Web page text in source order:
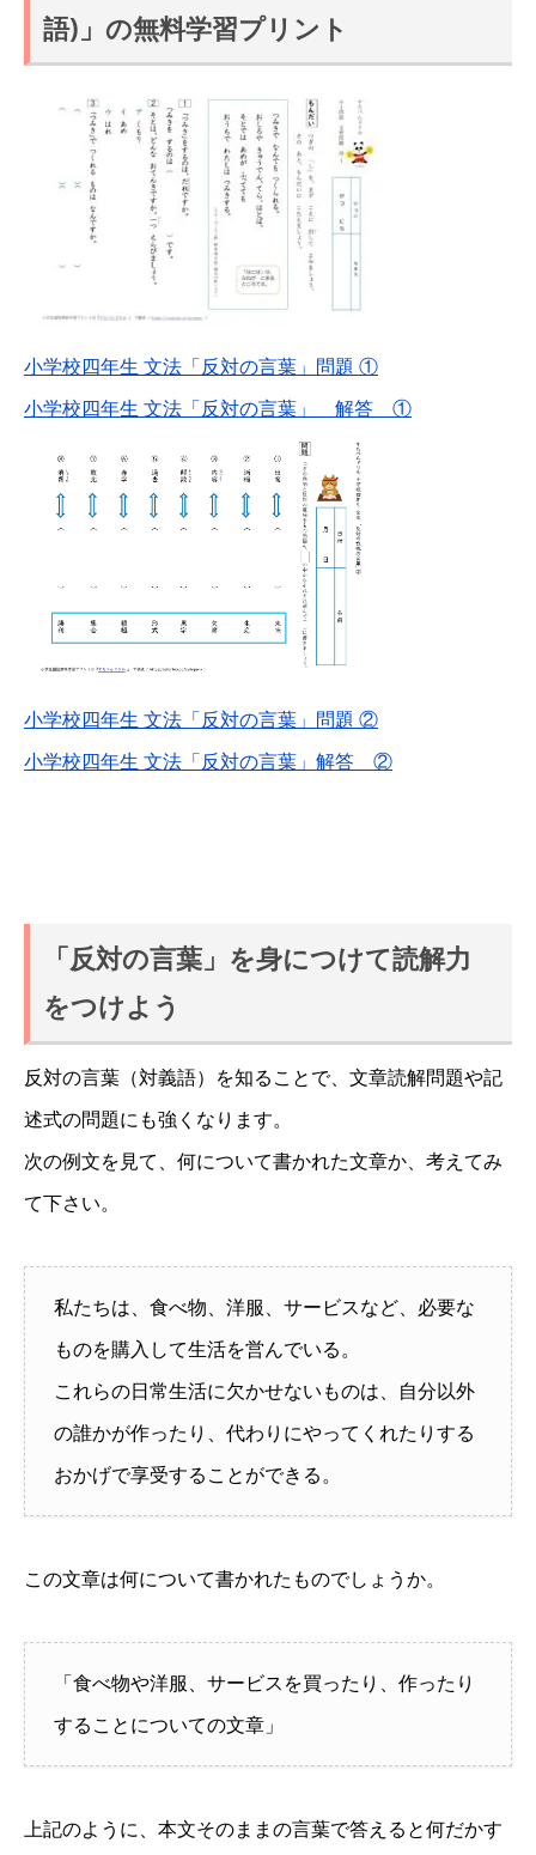
語)」の無料学習プリント
小学校四年生 文法「反対の言葉」問題 ①
小学校四年生 文法「反対の言葉」 解答 ①
小学校四年生 文法「反対の言葉」問題 ②
小学校四年生 文法「反対の言葉」解答 ②
「反対の言葉」を身につけて読解力
をつけよう
反対の言葉（対義語）を知ることで、文章読解問題や記
述式の問題にも強くなります。
次の例文を見て、何について書かれた文章か、考えてみ
て下さい。
私たちは、食べ物、洋服、サービスなど、必要な
ものを購入して生活を営んでいる。
これらの日常生活に欠かせないものは、自分以外
の誰かが作ったり、代わりにやってくれたりする
おかげで享受することができる。
この文章は何について書かれたものでしょうか。
「食べ物や洋服、サービスを買ったり、作ったり
することについての文章」
上記のように、本文そのままの言葉で答えると何だかす